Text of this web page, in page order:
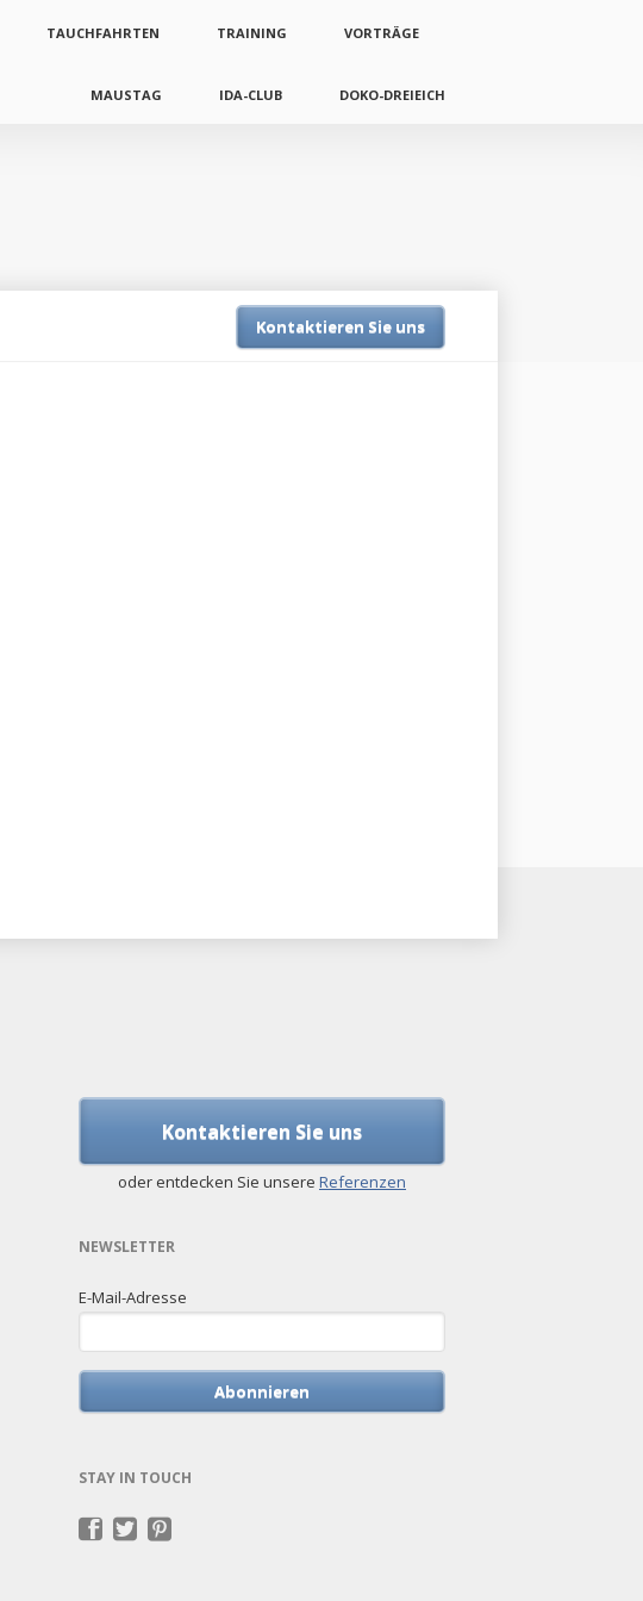
TAUCHFAHRTEN TRAINING VORTRÄGE
MAUSTAG IDA-CLUB DOKO-DREIEICH
Kontaktieren Sie uns
Kontaktieren Sie uns
oder entdecken Sie unsere Referenzen
NEWSLETTER
E-Mail-Adresse
Abonnieren
STAY IN TOUCH